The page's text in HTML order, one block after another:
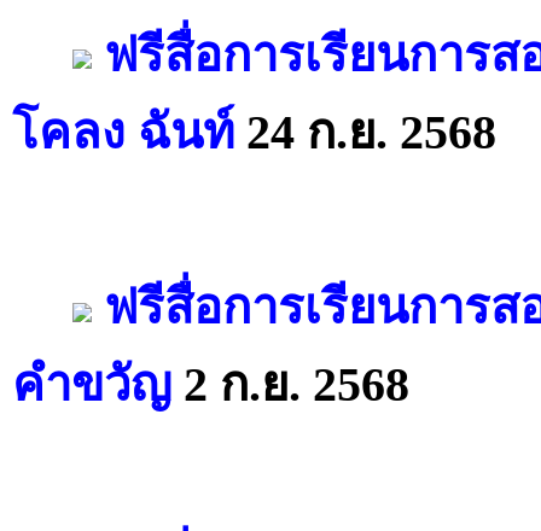
ฟรีสื่อการเรียนการ
โคลง ฉันท์ 24 ก.ย. 2568
ฟรีสื่อการเรียนการส
คำขวัญ 2 ก.ย. 2568